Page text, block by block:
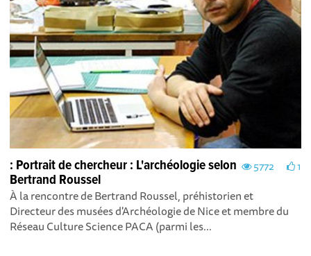
5772 1
: Portrait de chercheur : L'archéologie selon
Bertrand Roussel
À la rencontre de Bertrand Roussel, préhistorien et
Directeur des musées d'Archéologie de Nice et membre du
Réseau Culture Science PACA (parmi les...